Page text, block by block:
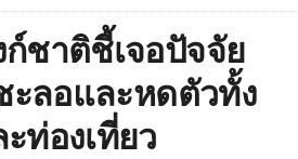
ชาติชี้เจอปัจจัย
ะลอและหดตัวทั้ง
ท่องเที่ยว